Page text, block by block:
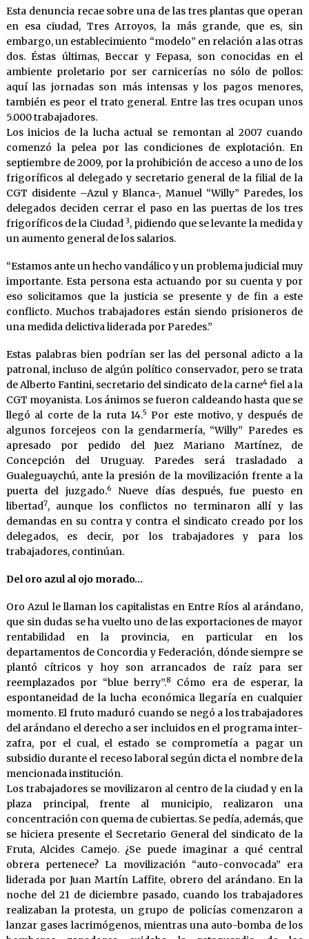
Esta denuncia recae sobre una de las tres plantas que operan
en esa ciudad, Tres Arroyos, la más grande, que es, sin
embargo, un establecimiento “modelo” en relación a las otras
dos. Éstas últimas, Beccar y Fepasa, son conocidas en el
ambiente proletario por ser carnicerías no sólo de pollos:
aquí las jornadas son más intensas y los pagos menores,
también es peor el trato general. Entre las tres ocupan unos
5.000 trabajadores.
Los inicios de la lucha actual se remontan al 2007 cuando
comenzó la pelea por las condiciones de explotación. En
septiembre de 2009, por la prohibición de acceso a uno de los
frigoríficos al delegado y secretario general de la filial de la
CGT disidente –Azul y Blanca-, Manuel “Willy” Paredes, los
delegados deciden cerrar el paso en las puertas de los tres
frigoríficos de la Ciudad 3, pidiendo que se levante la medida y
un aumento general de los salarios.
“Estamos ante un hecho vandálico y un problema judicial muy
importante. Esta persona esta actuando por su cuenta y por
eso solicitamos que la justicia se presente y de fin a este
conflicto. Muchos trabajadores están siendo prisioneros de
una medida delictiva liderada por Paredes.”
Estas palabras bien podrían ser las del personal adicto a la
patronal, incluso de algún político conservador, pero se trata
de Alberto Fantini, secretario del sindicato de la carne4fiel a la
CGT moyanista. Los ánimos se fueron caldeando hasta que se
llegó al corte de la ruta 14.5 Por este motivo, y después de
algunos forcejeos con la gendarmería, “Willy” Paredes es
apresado por pedido del Juez Mariano Martínez, de
Concepción del Uruguay. Paredes será trasladado a
Gualeguaychú, ante la presión de la movilización frente a la
puerta del juzgado.6
Nueve días después, fue puesto en
libertad7, aunque los conflictos no terminaron allí y las
demandas en su contra y contra el sindicato creado por los
delegados, es decir, por los trabajadores y para los
trabajadores, continúan.
Del oro azul al ojo morado…
Oro Azul le llaman los capitalistas en Entre Ríos al arándano,
que sin dudas se ha vuelto uno de las exportaciones de mayor
rentabilidad en la provincia, en particular en los
departamentos de Concordia y Federación, dónde siempre se
plantó cítricos y hoy son arrancados de raíz para ser
reemplazados por “blue berry”.8
Cómo era de esperar, la
espontaneidad de la lucha económica llegaría en cualquier
momento. El fruto maduró cuando se negó a los trabajadores
del arándano el derecho a ser incluidos en el programa inter-
zafra, por el cual, el estado se comprometía a pagar un
subsidio durante el receso laboral según dicta el nombre de la
mencionada institución.
Los trabajadores se movilizaron al centro de la ciudad y en la
plaza principal, frente al municipio, realizaron una
concentración con quema de cubiertas. Se pedía, además, que
se hiciera presente el Secretario General del sindicato de la
Fruta, Alcides Camejo. ¿Se puede imaginar a qué central
obrera pertenece? La movilización “auto-convocada” era
liderada por Juan Martín Laffite, obrero del arándano. En la
noche del 21 de diciembre pasado, cuando los trabajadores
realizaban la protesta, un grupo de policías comenzaron a
lanzar gases lacrimógenos, mientras una auto-bomba de los